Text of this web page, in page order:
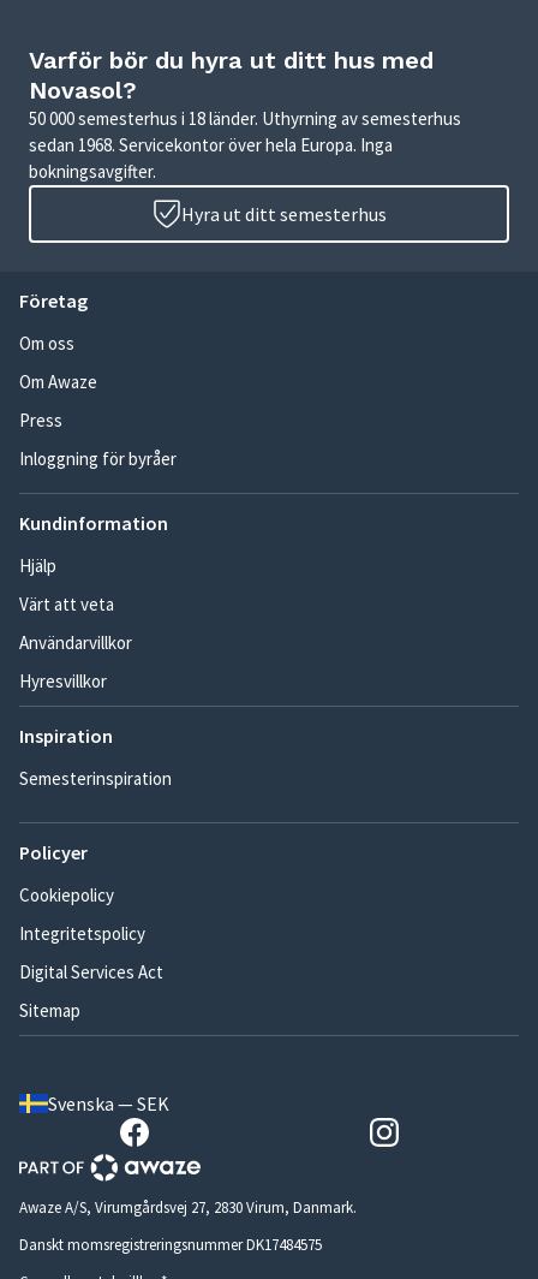
Varför bör du hyra ut ditt hus med
Novasol?
50 000 semesterhus i 18 länder. Uthyrning av semesterhus
sedan 1968. Servicekontor över hela Europa. Inga
bokningsavgifter.
Hyra ut ditt semesterhus
Företag
Om oss
Om Awaze
Press
Inloggning för byråer
Kundinformation
Hjälp
Värt att veta
Användarvillkor
Hyresvillkor
Inspiration
Semesterinspiration
Policyer
Cookiepolicy
Integritetspolicy
Digital Services Act
Sitemap
Svenska — SEK
Awaze A/S, Virumgårdsvej 27, 2830 Virum, Danmark.
Danskt momsregistreringsnummer DK17484575